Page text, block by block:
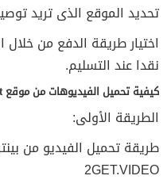
تحديد الموقع الذى تريد
اختيار طريقة الدفع من خلال
نقدا عند التسليم.
كيفية تحميل الفيديوهات من موقع Pinterest:
الطريقة الأولى:
طريقة تحميل الفيديو من
2GET.VIDEO